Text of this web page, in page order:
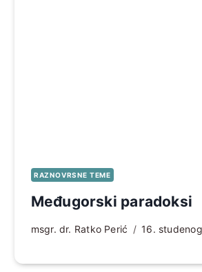
RAZNOVRSNE TEME
Međugorski paradoksi
msgr. dr. Ratko Perić 16.